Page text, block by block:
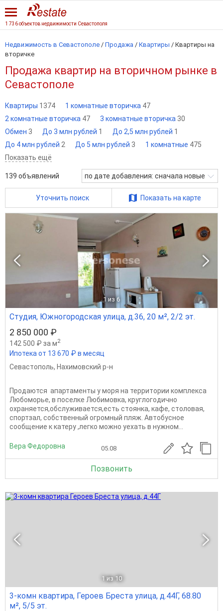
1 736 объектов недвижимости Севастополя
Недвижимость в Севастополе / Продажа / Квартиры / Квартиры на
вторичке
Продажа квартир на вторичном рынке в
Севастополе
Квартиры 1374 1 комнатные вторичка 47
2 комнатные вторичка 47 3 комнатные вторичка 30
Обмен 3 До 3 млн рублей 1 До 2,5 млн рублей 1
До 4 млн рублей 2 До 5 млн рублей 3 1 комнатные 475
Показать ещё
139 объявлений по дате добавления: сначала новые
Уточнить поиск Показать на карте
1 из 6
Студия, Южногородская улица, д.36, 20 м², 2/2 эт.
2 850 000 ₽
142 500 ₽ за м2
Ипотека от 13 670 ₽ в месяц
Севастополь, Нахимовский р-н
Продаются апартаменты у моря на территории комплекса
Любоморье, в поселке Любимовка, круглогодично
охраняется,обслуживается,есть стоянка, кафе, столовая,
спортзал, собственный огромный пляж. Автобусное
сообщение к катеру ,легко можно уехать в нужном...
Вера Федоровна 05.08
Позвонить
1 из 10
3-комн квартира, Героев Бреста улица, д.44Г, 68.80
м², 5/5 эт.